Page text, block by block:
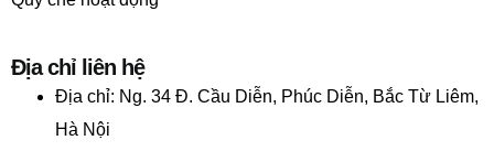
Địa chỉ liên hệ
Địa chỉ: Ng. 34 Đ. Cầu Diễn, Phúc Diễn, Bắc Từ Liêm,
Hà Nội